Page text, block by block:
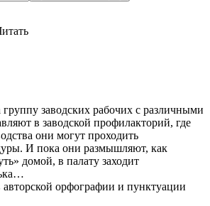
заводских рабочих с различными
в заводской профилакторий, где
они могут проходить
И пока они размышляют, как
домой, в палату заходит
орфографии и пунктуации